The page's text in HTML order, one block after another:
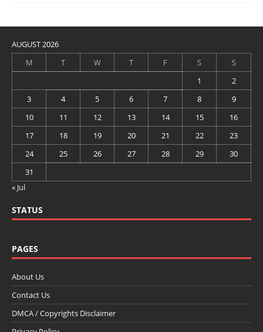
AUGUST 2026
M
T W T F S
S
1
2
3
4 5 6 7 8
9
10
11 12 13 14 15
16
17
18 19 20 21 22
23
24
25 26 27 28 29
30
31
« Jul
STATUS
PAGES
About Us
Contact Us
DMCA / Copyrights Disclaimer